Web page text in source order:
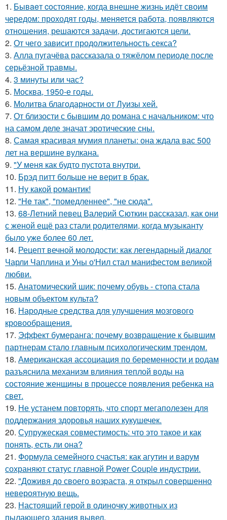
1. Бывaeт coстояние, когда внешне жизнь идёт своим
чередом: проходят годы, меняется работа, появляются
отношения, решаются задачи, достигаются цели.
2. От чего зависит продолжительность секса?
3. Алла пугачёва рассказала о тяжёлом периоде после
серьёзной травмы.
4. 3 минуты или час?
5. Москва, 1950-е годы.
6. Молитва благодарности от Луизы хей.
7. От близости с бывшим до романа с начальником: что
на самом деле значат эротические сны.
8. Самая красивая мумия планеты: она ждала вас 500
лет на вершине вулкана.
9. "У меня как будто пустота внутри.
10. Брэд питт больше не верит в брак.
11. Ну какой романтик!
12. "He так", "помедленнее", "не сюда".
13. 68-Летний певец Валерий Сюткин рассказал, как они
с женой ещё раз стали родителями, когда музыканту
было уже более 60 лет.
14. Рецепт вечной молодости: как легендарный диалог
Чарли Чаплина и Уны о'Нил стал манифестом великой
любви.
15. Анатомический шик: почему обувь - стопа стала
новым объектом культа?
16. Народные средства для улучшения мозгового
кровообращения.
17. Эффект бумеранга: почему возвращение к бывшим
партнерам стало главным психологическим трендом.
18. Американская ассоциация по беременности и родам
разъяснила механизм влияния теплой воды на
состояние женщины в процессе появления ребенка на
свет.
19. Не устанем повторять, что спорт мегаполезен для
поддержания здоровья наших кукушечек.
20. Супружеская совместимость: что это такое и как
понять, есть ли она?
21. Формула семейного счастья: как агутин и варум
сохраняют статус главной Power Couple индустрии.
22. "Доживя до своего возpаста, я открыл совершенно
невероятную вещь.
23. Настоящий герой в одиночку животных из
пылающего здания вывел.